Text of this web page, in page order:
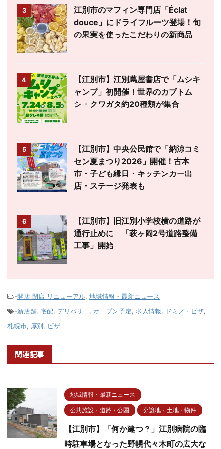
3
江別市のマフィン専門店「Éclat
douce」にドライフルーツ登場！旬
の果実を使ったこだわりの新商品
4
【江別市】江別蔦屋書店で「ムシキ
ャンプ」初開催！世界のカブトム
シ・クワガタ約20種類が集合
5
【江別市】中央公民館で「納涼コミ
セン夏まつり2026」開催！古本
市・子ども縁日・キッチンカー出
店・ステージ発表も
6
【江別市】旧江別小学校横の道路が
通行止めに 「萩ヶ岡2号道路整備
工事」開始
-開店 閉店 リニューアル, 地域情報・最新ニュース
-新店舗, 宅配, デリバリー, オープン予定, 求人情報, ドミノ・ピザ,
札幌市, 厚別, ピザ
関連記事
地域情報・最新ニュース
公共施設・道路・公園 分譲地・土地・物件
【江別市】「何か建つ？」江別病院の臨
時駐車場となった野幌代々木町の広大な